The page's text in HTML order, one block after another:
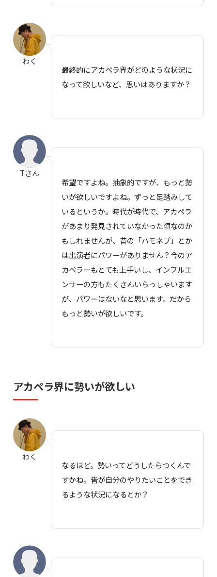
わく
最終的にアカペラ界がどのような状況に
なって欲しいなど、思いはありますか？
Tさん
希望ですよね。抽象的ですが、もっと勢
いが欲しいですよね。ずっと足踏みして
いるというか。時代が時代で、アカペラ
があまり発見されていなかった頃なのか
もしれませんが、昔の「ハモネプ」とか
は出演者にパワーがありません？今のア
カペラーもとても上手いし、インフルエ
ンサーの方もたくさんいらっしゃいます
が、パワーはないなと思います。だから
もっと勢いが欲しいです。
アカペラ界に勢いが欲しい
わく
なるほど。勢いってどうしたらつくんで
すかね。皆が自分のやりたいことをでき
るような状況になるとか？